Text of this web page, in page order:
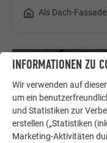
Als Dach-
INFORMATIONEN ZU
Wir verwenden auf
um ein
und Statistiken zur
erstellen („Statistiken
Marketing-Aktivitäten